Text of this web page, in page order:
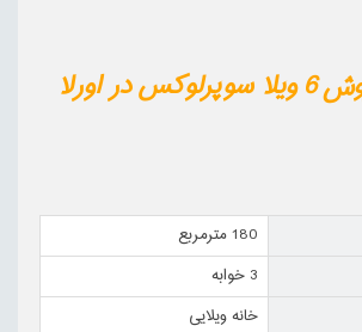
مشخصات فروش 6 ویلا سوپرلوکس در اورلا
180 مترمربع
3 خوابه
خانه ویلایی